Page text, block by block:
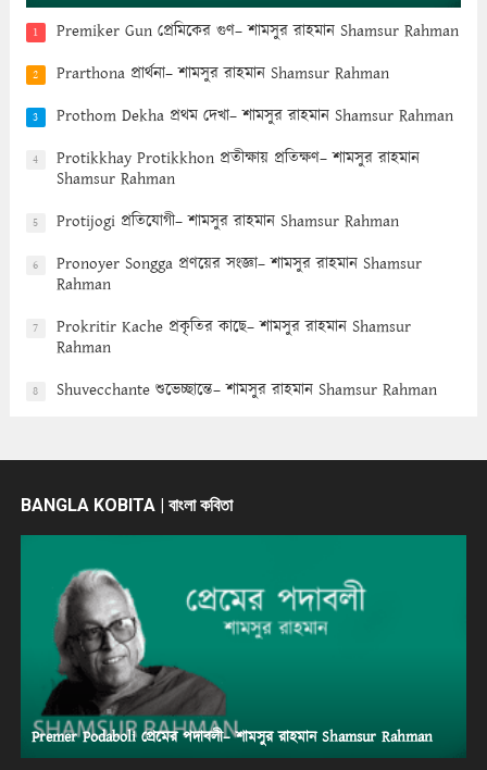
1 Premiker Gun প্রেমিকের গুণ– শামসুর রাহমান Shamsur Rahman
2 Prarthona প্রার্থনা– শামসুর রাহমান Shamsur Rahman
3 Prothom Dekha প্রথম দেখা– শামসুর রাহমান Shamsur Rahman
4
Protikkhay Protikkhon প্রতীক্ষায় প্রতিক্ষণ– শামসুর রাহমান
Shamsur Rahman
5 Protijogi প্রতিযোগী– শামসুর রাহমান Shamsur Rahman
6
Pronoyer Songga প্রণয়ের সংজ্ঞা– শামসুর রাহমান Shamsur
Rahman
7
Prokritir Kache প্রকৃতির কাছে– শামসুর রাহমান Shamsur
Rahman
8 Shuvecchante শুভেচ্ছান্তে– শামসুর রাহমান Shamsur Rahman
BANGLA KOBITA | বাংলা কবিতা
Premer Podaboli প্রেমের পদাবলী– শামসুর রাহমান Shamsur Rahman